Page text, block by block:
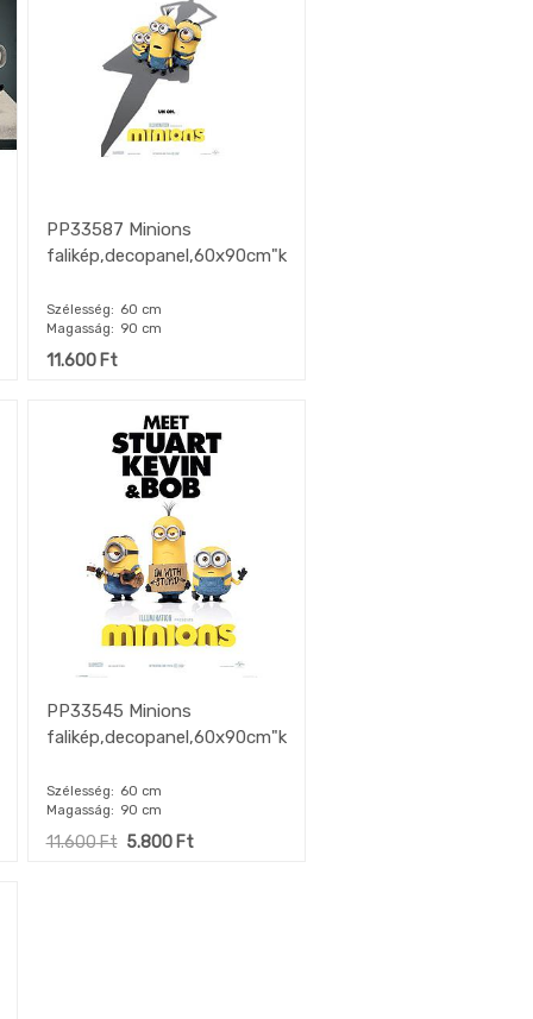
PP33587 Minions
falikép,decopanel,60x90cm"k"
Szélesség
60 cm
Magasság
90 cm
11.600Ft
PP33545 Minions
falikép,decopanel,60x90cm"k"
Szélesség
60 cm
Magasság
90 cm
11.600Ft 5.800Ft